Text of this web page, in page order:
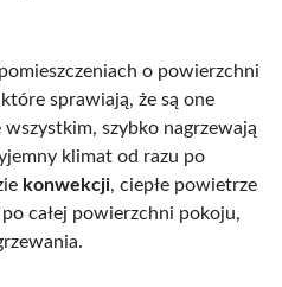
o powierzchni
sprawiają, że są one
szybko nagrzewają
klimat od razu po
konwekcji, ciepłe powietrze
całej powierzchni pokoju,